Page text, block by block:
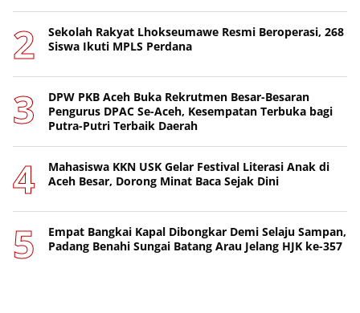
Sekolah Rakyat Lhokseumawe Resmi Beroperasi, 268
Siswa Ikuti MPLS Perdana
DPW PKB Aceh Buka Rekrutmen Besar-Besaran
Pengurus DPAC Se-Aceh, Kesempatan Terbuka bagi
Putra-Putri Terbaik Daerah
Mahasiswa KKN USK Gelar Festival Literasi Anak di
Aceh Besar, Dorong Minat Baca Sejak Dini
Empat Bangkai Kapal Dibongkar Demi Selaju Sampan,
Padang Benahi Sungai Batang Arau Jelang HJK ke-357